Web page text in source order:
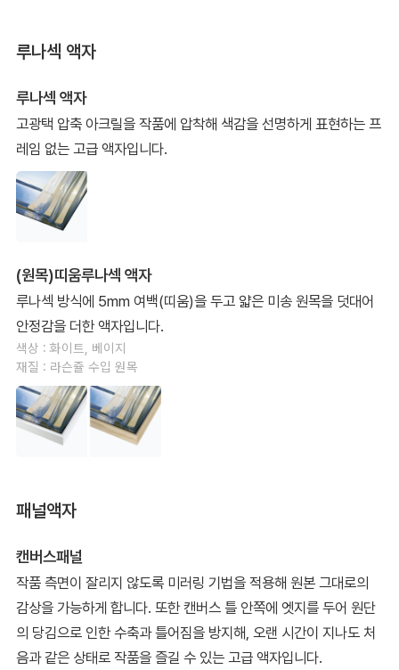
루나섹 액자
루나섹 액자
고광택 압축 아크릴을 작품에 압착해 색감을 선명하게 표현하는 프
레임 없는 고급 액자입니다.
(원목)띠움루나섹 액자
루나섹 방식에 5mm 여백(띠움)을 두고 얇은 미송 원목을 덧대어
안정감을 더한 액자입니다.
색상 : 화이트, 베이지
재질 : 라슨쥴 수입 원목
패널액자
캔버스패널
작품 측면이 잘리지 않도록 미러링 기법을 적용해 원본 그대로의
감상을 가능하게 합니다. 또한 캔버스 틀 안쪽에 엣지를 두어 원단
의 당김으로 인한 수축과 틀어짐을 방지해, 오랜 시간이 지나도 처
음과 같은 상태로 작품을 즐길 수 있는 고급 액자입니다.